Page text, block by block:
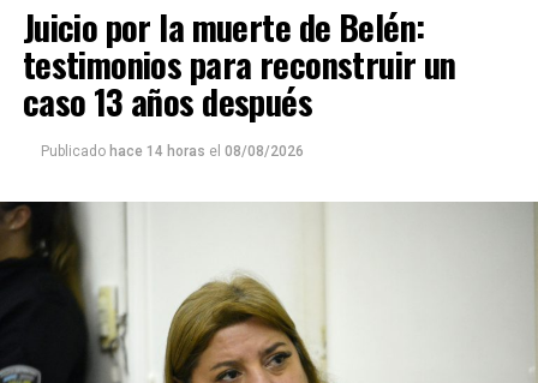
Juicio por la muerte de Belén:
testimonios para reconstruir un
caso 13 años después
Publicado hace 14 horas el 08/08/2026